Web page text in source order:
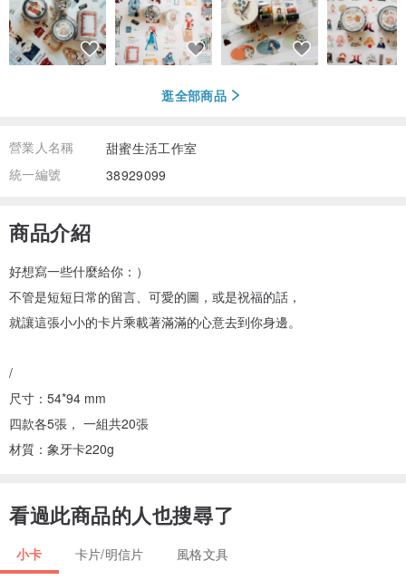
逛全部商品
營業人名稱
甜蜜生活工作室
統一編號
38929099
商品介紹
好想寫一些什麼給你：）
不管是短短日常的留言、可愛的圖，或是祝福的話，
就讓這張小小的卡片乘載著滿滿的心意去到你身邊。
/
尺寸：54*94 mm
四款各5張， 一組共20張
材質：象牙卡220g
看過此商品的人也搜尋了
小卡 卡片/明信片 風格文具